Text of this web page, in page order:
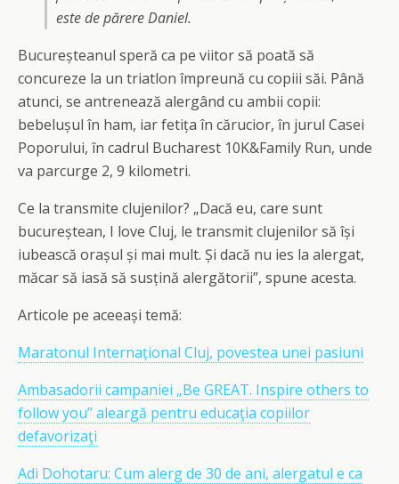
este de părere Daniel.
Bucureșteanul speră ca pe viitor să poată să
concureze la un triatlon împreună cu copiii săi. Până
atunci, se antrenează alergând cu ambii copii:
bebelușul în ham, iar fetița în cărucior, în jurul Casei
Poporului, în cadrul Bucharest 10K&Family Run, unde
va parcurge 2, 9 kilometri.
Ce la transmite clujenilor? „Dacă eu, care sunt
bucureștean, I love Cluj, le transmit clujenilor să își
iubească orașul și mai mult. Și dacă nu ies la alergat,
măcar să iasă să susțină alergătorii”, spune acesta.
Articole pe aceeași temă:
Maratonul Internațional Cluj, povestea unei pasiuni
Ambasadorii campaniei „Be GREAT. Inspire others to
follow you” aleargă pentru educaţia copiilor
defavorizaţi
Adi Dohotaru: Cum alerg de 30 de ani, alergatul e ca